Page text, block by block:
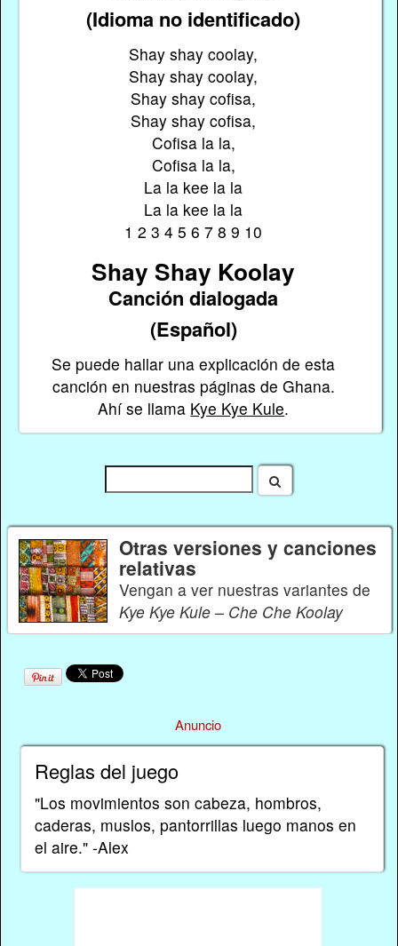
(Idioma no identificado)
Shay shay coolay,
Shay shay coolay,
Shay shay cofisa,
Shay shay cofisa,
Cofisa la la,
Cofisa la la,
La la kee la la
La la kee la la
1 2 3 4 5 6 7 8 9 10
Shay Shay Koolay
Canción dialogada
(Español)
Se puede hallar una explicación de esta
canción en nuestras páginas de Ghana.
Ahí se llama Kye Kye Kule.
Otras versiones y canciones
relativas
Vengan a ver nuestras variantes de
Kye Kye Kule – Che Che Koolay
Anuncio
Reglas del juego
"Los movimientos son cabeza, hombros,
caderas, muslos, pantorrillas luego manos en
el aire." -Alex